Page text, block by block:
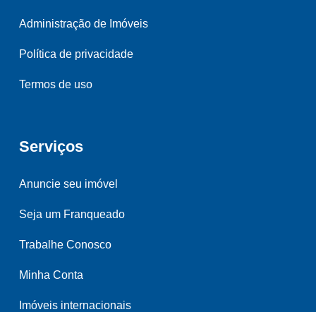
Administração de Imóveis
Política de privacidade
Termos de uso
Serviços
Anuncie seu imóvel
Seja um Franqueado
Trabalhe Conosco
Minha Conta
Imóveis internacionais